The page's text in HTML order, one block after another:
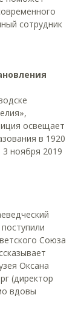
сотрудник
освещает
в 1920
ноября 2019
Союза
Оксана
(директор
вдовы